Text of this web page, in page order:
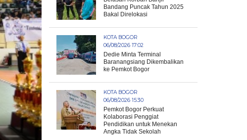
Bandang Puncak Tahun 2025
Bakal Direlokasi
KOTA BOGOR
06/08/2026 17:02
Dedie Minta Terminal
Baranangsiang Dikembalikan
ke Pemkot Bogor
KOTA BOGOR
06/08/2026 15:30
Pemkot Bogor Perkuat
Kolaborasi Penggiat
Pendidikan untuk Menekan
Angka Tidak Sekolah